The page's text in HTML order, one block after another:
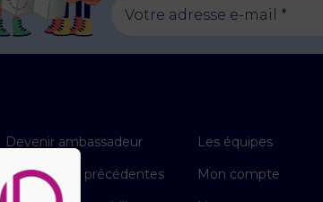
Votre adresse e-mail *
Devenir ambassadeur
Les éditions précédentes
Les équipes
Mon compte